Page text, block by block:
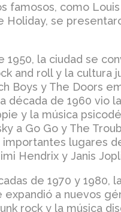
famosos, como
Holiday, se
1950, la ciudad se
and roll y la cultura
Boys y The Doors
década de 1960 vio
y la música
a Go Go y The
lugares
Hendrix y Janis
de 1970 y 1980,
expandió a nuevos
rock y la música